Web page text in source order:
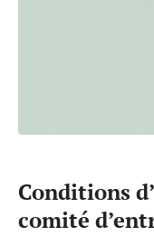
Conditions
comité